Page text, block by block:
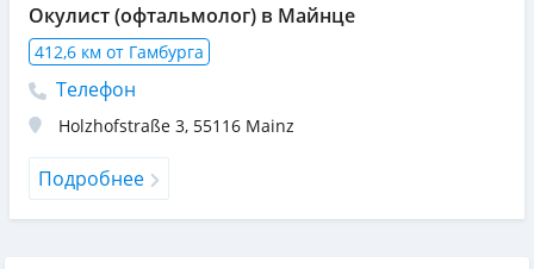
Окулист (офтальмолог) в Майнце
412,6 км от Гамбурга
Телефон
Holzhofstraße 3, 55116 Mainz
Подробнее